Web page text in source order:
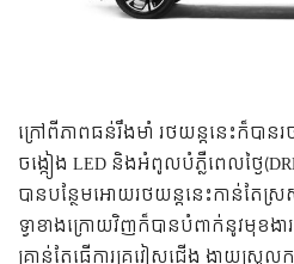
ក្រៅពីភាពធន់រឹងមាំ រថយន្តនេះក៏បា
ចង្កៀង LED និងអំពូលបំភ្លឺពេលថ្ងៃ
បានបន្ថែមអោយរថយន្តនេះកាន់តែ
ទ្វាខាងក្រោយវិញក៏បានបំពាក់នូវមុខ
គ្រាន់តែធ្វើការគ្រវៀសជើង ងាយស្រួល